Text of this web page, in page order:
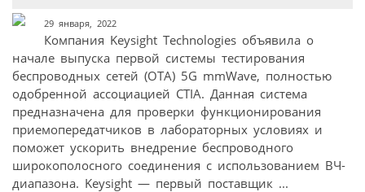
29 января, 2022
Компания Keysight Technologies объявила о
начале выпуска первой системы тестирования
беспроводных сетей (OTA) 5G mmWave, полностью
одобренной ассоциацией CTIA. Данная система
предназначена для проверки функционирования
приемопередатчиков в лабораторных условиях и
поможет ускорить внедрение беспроводного
широкополосного соединения с использованием ВЧ-
диапазона. Keysight — первый поставщик ...